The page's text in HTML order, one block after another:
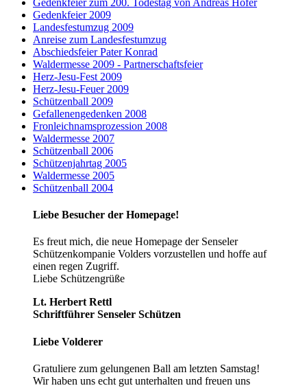
Gedenkfeier 2009
Landesfestumzug 2009
Anreise zum Landesfestumzug
Abschiedsfeier Pater Konrad
Waldermesse 2009 - Partnerschaftsfeier
Herz-Jesu-Fest 2009
Herz-Jesu-Feuer 2009
Schützenball 2009
Gefallenengedenken 2008
Fronleichnamsprozession 2008
Waldermesse 2007
Schützenball 2006
Schützenjahrtag 2005
Waldermesse 2005
Schützenball 2004
Liebe Besucher der Homepage!
Es freut mich, die neue Homepage der Senseler
Schützenkompanie Volders vorzustellen und hoffe auf
einen regen Zugriff.
Liebe Schützengrüße
Lt. Herbert Rettl
Schriftführer Senseler Schützen
Liebe Volderer
Gratuliere zum gelungenen Ball am letzten Samstag!
Wir haben uns echt gut unterhalten und freuen uns